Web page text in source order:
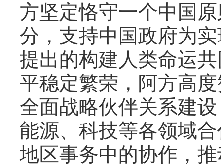
方坚定恪守一个中国
分，支持中国政府为
提出的构建人类命运
平稳定繁荣，阿方高
全面战略伙伴关系建
能源、科技等各领域
地区事务中的协作，